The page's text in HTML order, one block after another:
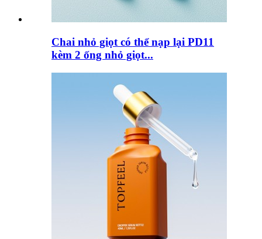
Chai nhỏ giọt có thể nạp lại PD11
kèm 2 ống nhỏ giọt...